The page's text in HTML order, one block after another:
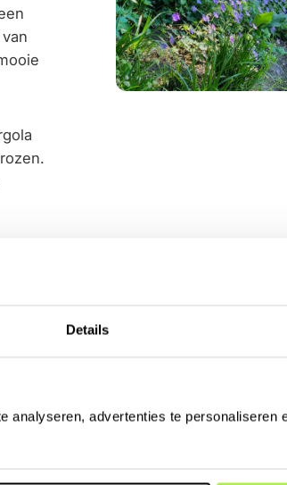
Details
analyseren, advertenties te personaliseren
het